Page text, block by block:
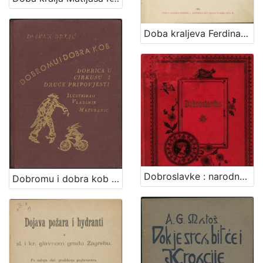
Doba kraljeva Ferdinanda I., Maksimilijana i Rudolfa : (1527-1608) : sa 160 ilustracija
Dobromu i dobra kob / Ivan Brlić Dobroslavke : narodne pripovijesti hrvatskoj mladeži / pribrao i priredio Franjo Bartuš